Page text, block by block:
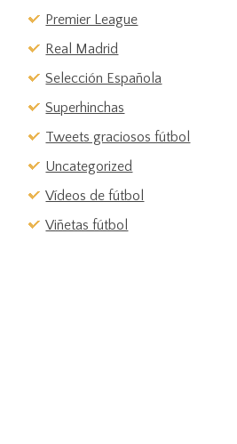
Premier League
Real Madrid
Selección Española
Superhinchas
Tweets graciosos fútbol
Uncategorized
Vídeos de fútbol
Viñetas fútbol